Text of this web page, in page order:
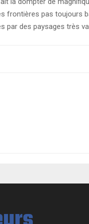
frontières pas toujours
par des paysages très